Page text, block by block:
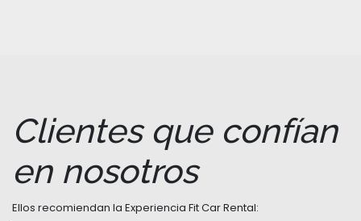
Clientes que confían
en nosotros
Ellos recomiendan la Experiencia Fit Car Rental: